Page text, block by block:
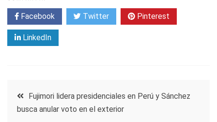
Facebook Twitter Pinterest
LinkedIn
Navegación
Fujimori lidera presidenciales en Perú y Sánchez
busca anular voto en el exterior